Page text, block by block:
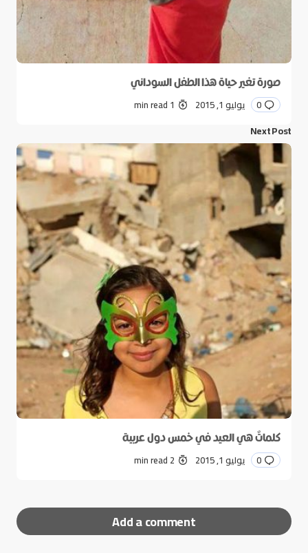
صورة تغير حياة هذا الطفل السوداني
0 يوليو 1, 2015 1 min read
Next Post
كلماتٌ هي العيد في خمس دول عربية
0 يوليو 1, 2015 2 min read
Add a comment